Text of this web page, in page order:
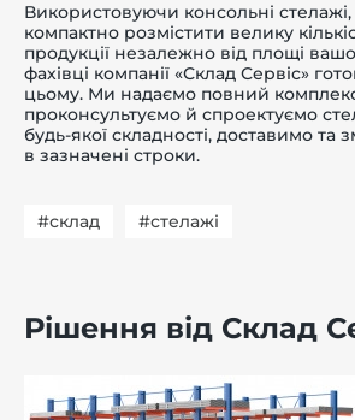
Використовуючи консольні
компактно розмістити велику
продукції незалежно від площі
фахівці компанії «Склад Сервіс»
цьому. Ми надаємо повний
проконсультуємо й спроектуємо
будь-якої складності, доставимо та
в зазначені строки.
#склад #стелажі
Рішення від Склад